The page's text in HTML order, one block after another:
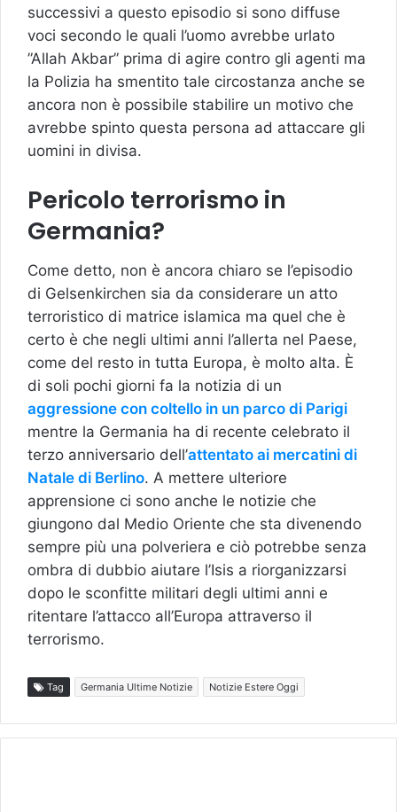
successivi a questo episodio si sono diffuse
voci secondo le quali l’uomo avrebbe urlato
”Allah Akbar” prima di agire contro gli agenti ma
la Polizia ha smentito tale circostanza anche se
ancora non è possibile stabilire un motivo che
avrebbe spinto questa persona ad attaccare gli
uomini in divisa.
Pericolo terrorismo in
Germania?
Come detto, non è ancora chiaro se l’episodio
di Gelsenkirchen sia da considerare un atto
terroristico di matrice islamica ma quel che è
certo è che negli ultimi anni l’allerta nel Paese,
come del resto in tutta Europa, è molto alta. È
di soli pochi giorni fa la notizia di un
aggressione con coltello in un parco di Parigi
mentre la Germania ha di recente celebrato il
terzo anniversario dell’attentato ai mercatini di
Natale di Berlino. A mettere ulteriore
apprensione ci sono anche le notizie che
giungono dal Medio Oriente che sta divenendo
sempre più una polveriera e ciò potrebbe senza
ombra di dubbio aiutare l’Isis a riorganizzarsi
dopo le sconfitte militari degli ultimi anni e
ritentare l’attacco all’Europa attraverso il
terrorismo.
Tag Germania Ultime Notizie Notizie Estere Oggi